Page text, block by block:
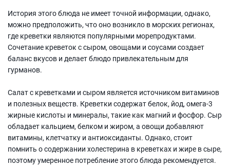
История этого блюда не имеет точной информации, однако,
можно предположить, что оно возникло в морских регионах,
где креветки являются популярными морепродуктами.
Сочетание креветок с сыром, овощами и соусами создает
баланс вкусов и делает блюдо привлекательным для
гурманов.
Салат с креветками и сыром является источником витаминов
и полезных веществ. Креветки содержат белок, йод, омега-3
жирные кислоты и минералы, такие как магний и фосфор. Сыр
обладает кальцием, белком и жиром, а овощи добавляют
витамины, клетчатку и антиоксиданты. Однако, стоит
помнить о содержании холестерина в креветках и жире в сыре,
поэтому умеренное потребление этого блюда рекомендуется.